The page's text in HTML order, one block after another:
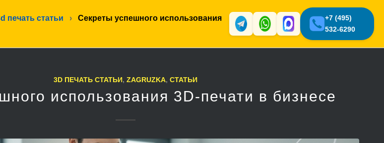
печать статьи ›
Секреты успешного использования
+7 (495)
532-6290
3D ПЕЧАТЬ СТАТЬИ, ZAGRUZKA, СТАТЬИ
использования 3D-печати в бизнесе